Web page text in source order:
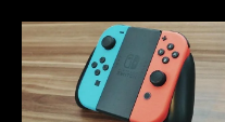
Guide för nybörjare och
yrkesverksamma som vill bygga…